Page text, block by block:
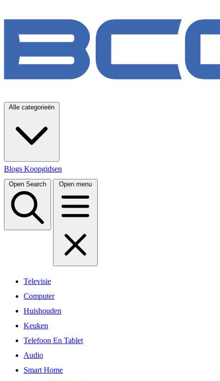
Alle categorieën
Blogs Koopgidsen
Open Search Open menu
Televisie
Computer
Huishouden
Keuken
Telefoon En Tablet
Audio
Smart Home